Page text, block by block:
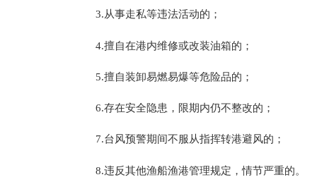
3.从事走私等违法活动的；
4.擅自在港内维修或改装油箱的；
5.擅自装卸易燃易爆等危险品的；
6.存在安全隐患，限期内仍不整改的；
7.台风预警期间不服从指挥转港避风的；
8.违反其他渔船渔港管理规定，情节严重的。